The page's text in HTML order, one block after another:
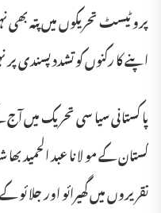
پرو ٹیسٹ تحریکوں میں پتہ
اپنے کا رکنوں کو تشدد پسندی پر
پا کستانی سیا سی تحریک میں
کستان کے مو لا نا عبد الحمید
تقریروں میں گھیرائو اور جلا ئو